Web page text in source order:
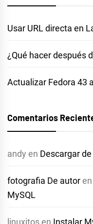
Usar URL directa en
¿Qué hacer después
Actualizar Fedora 43
Comentarios
andy en Descargar
fotografia De autor en
MySQL
linuxitos en Instalar